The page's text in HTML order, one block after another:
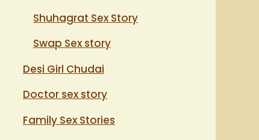
Shuhagrat Sex Story
Swap Sex story
Desi Girl Chudai
Doctor sex story
Family Sex Stories